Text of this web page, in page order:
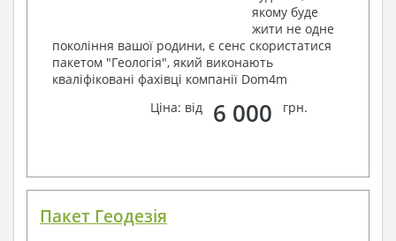
якому буде
жити не одне
покоління вашої родини, є сенс скористатися
пакетом "Геологія", який виконають
кваліфіковані фахівці компанії Dom4m
Ціна: від
6 000 грн.
Пакет Геодезія